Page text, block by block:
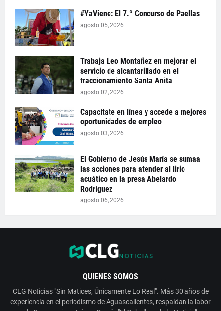
#YaViene: El 7.º Concurso de Paellas
agosto 05, 2026
Trabaja Leo Montañez en mejorar el
servicio de alcantarillado en el
fraccionamiento Santa Anita
agosto 02, 2026
Capacítate en línea y accede a mejores
oportunidades de empleo
agosto 03, 2026
El Gobierno de Jesús María se sumaa
las acciones para atender al lirio
acuático en la presa Abelardo
Rodríguez
agosto 06, 2026
QUIENES SOMOS
CLG Noticias "Sin Matices, Únicamente Lo Real". Más 30 años de
experiencia en el periodismo de Aguascalientes, respaldan la labor